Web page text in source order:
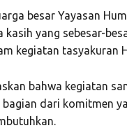
besar Yayasan
kasih yang sebesar-
kegiatan tasyakuran
bahwa kegiatan
bagian dari komitmen